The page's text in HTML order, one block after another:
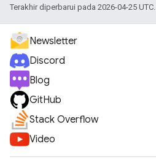
Terakhir diperbarui pada 2026-04-25 UTC.
Newsletter
Discord
Blog
GitHub
Stack Overflow
Video